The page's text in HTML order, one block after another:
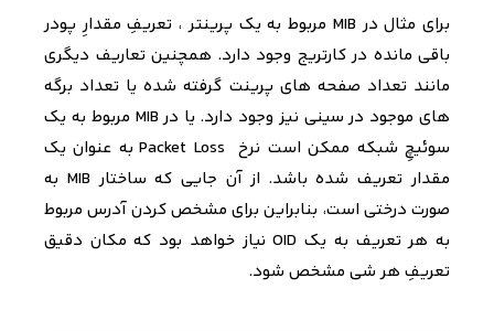
برای مثال در MIB مربوط به یک پرینتر ، تعریفِ مقدارِ پودر
باقی مانده در کارتریج وجود دارد. همچنین تعاریف دیگری
مانند تعداد صفحه های پرینت گرفته شده یا تعداد برگه
های موجود در سینی نیز وجود دارد. یا در MIB مربوط به یک
سوئیچِ شبکه ممکن است نرخ Packet Loss به عنوان یک
مقدار تعریف شده باشد. از آن جایی که ساختار MIB به
صورت درختی است، بنابراین برای مشخص کردن آدرس مربوط
به هر تعریف به یک OID نیاز خواهد بود که مکان دقیق
تعریفِ هر شی مشخص شود.